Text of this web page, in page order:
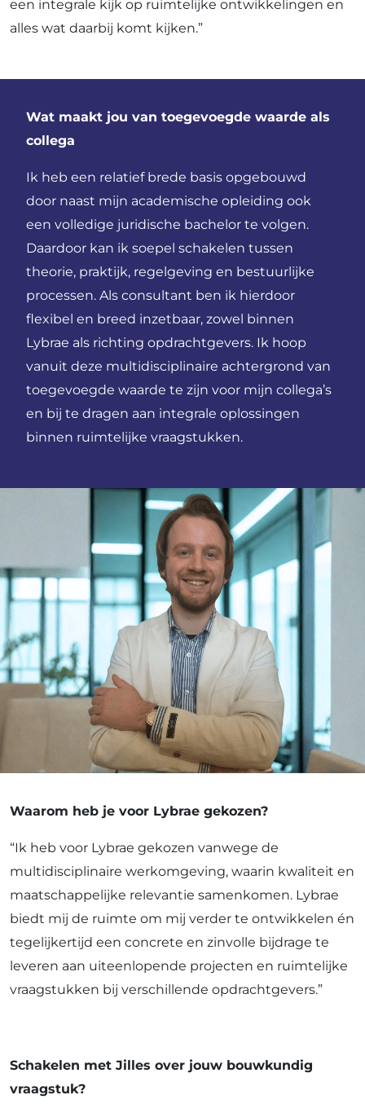
een integrale kijk op ruimtelijke ontwikkelingen en
alles wat daarbij komt kijken.”
Wat maakt jou van toegevoegde waarde als
collega
Ik heb een relatief brede basis opgebouwd
door naast mijn academische opleiding ook
een volledige juridische bachelor te volgen.
Daardoor kan ik soepel schakelen tussen
theorie, praktijk, regelgeving en bestuurlijke
processen. Als consultant ben ik hierdoor
flexibel en breed inzetbaar, zowel binnen
Lybrae als richting opdrachtgevers. Ik hoop
vanuit deze multidisciplinaire achtergrond van
toegevoegde waarde te zijn voor mijn collega’s
en bij te dragen aan integrale oplossingen
binnen ruimtelijke vraagstukken.
Waarom heb je voor Lybrae gekozen?
“Ik heb voor Lybrae gekozen vanwege de
multidisciplinaire werkomgeving, waarin kwaliteit en
maatschappelijke relevantie samenkomen. Lybrae
biedt mij de ruimte om mij verder te ontwikkelen én
tegelijkertijd een concrete en zinvolle bijdrage te
leveren aan uiteenlopende projecten en ruimtelijke
vraagstukken bij verschillende opdrachtgevers.”
Schakelen met Jilles over jouw bouwkundig
vraagstuk?